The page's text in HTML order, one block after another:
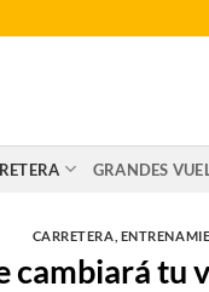
GRANDES
CARRETERA
cambiará tu